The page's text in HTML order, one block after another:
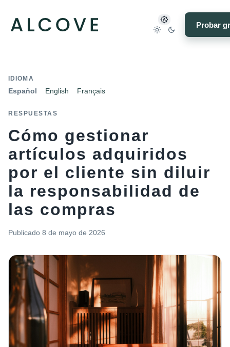
Probar
IDIOMA
Español English Français
RESPUESTAS
Cómo gestionar
artículos adquiridos
por el cliente sin diluir
la responsabilidad de
las compras
Publicado 8 de mayo de 2026